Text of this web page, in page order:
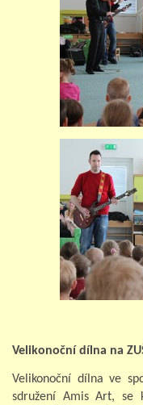
Velikonoční dílna na
Velikonoční dílna ve
sdružení Amis Art, se